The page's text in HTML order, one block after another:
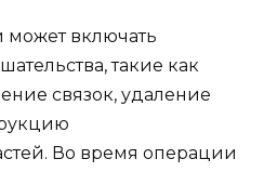
включать
такие как
связок, удаление
Во время операции